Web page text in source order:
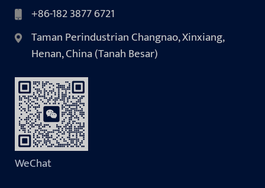
+86-182 3877 6721
Taman Perindustrian Changnao, Xinxiang,
Henan, China (Tanah Besar)
WeChat